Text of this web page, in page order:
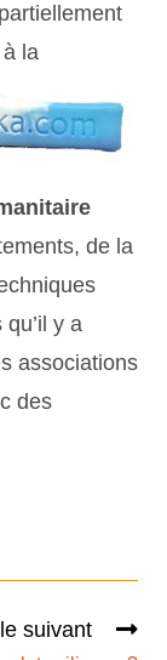
la
de la
y a
associations
des
suivant